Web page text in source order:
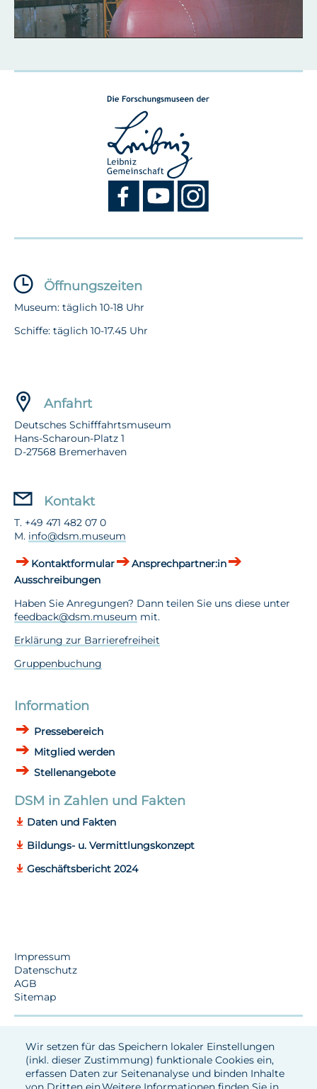
Wir setzen für das Speichern lokaler Einstellungen
(inkl. dieser Zustimmung) funktionale Cookies ein,
erfassen Daten zur Seitenanalyse und binden Inhalte
Öffnungszeiten
Museum: täglich 10-18 Uhr
Schiffe: täglich 10-17.45 Uhr
Anfahrt
Deutsches Schifffahrtsmuseum
Hans-Scharoun-Platz 1
D-27568 Bremerhaven
Kontakt
T. +49 471 482 07 0
M. info@dsm.museum
Kontaktformular
Ansprechpartner:in
Ausschreibungen
Haben Sie Anregungen? Dann teilen Sie uns diese unter
feedback@dsm.museum mit.
Erklärung zur Barrierefreiheit
Gruppenbuchung
Information
Pressebereich
Mitglied werden
Stellenangebote
DSM in Zahlen und Fakten
Daten und Fakten
Bildungs- u. Vermittlungskonzept
Geschäftsbericht 2024
Impressum
Datenschutz
AGB
Sitemap